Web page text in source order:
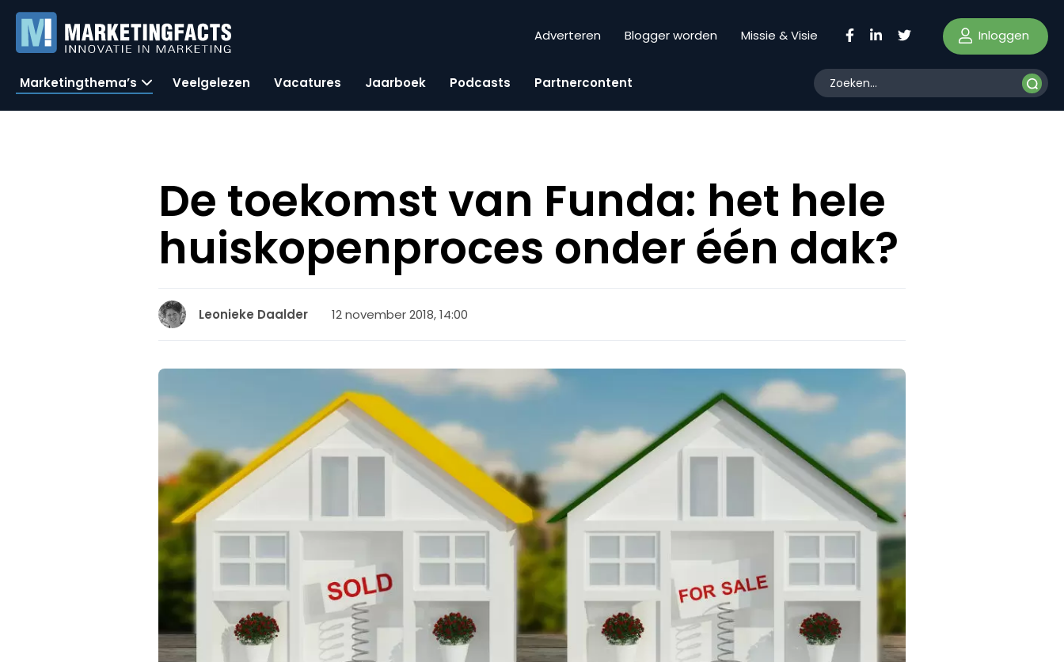
Adverteren Blogger worden Missie & Visie Inloggen
Marketingthema’s Veelgelezen Vacatures Jaarboek Podcasts Partnercontent
De toekomst van Funda: het hele
huiskopenproces onder één dak?
Leonieke Daalder 12 november 2018, 14:00